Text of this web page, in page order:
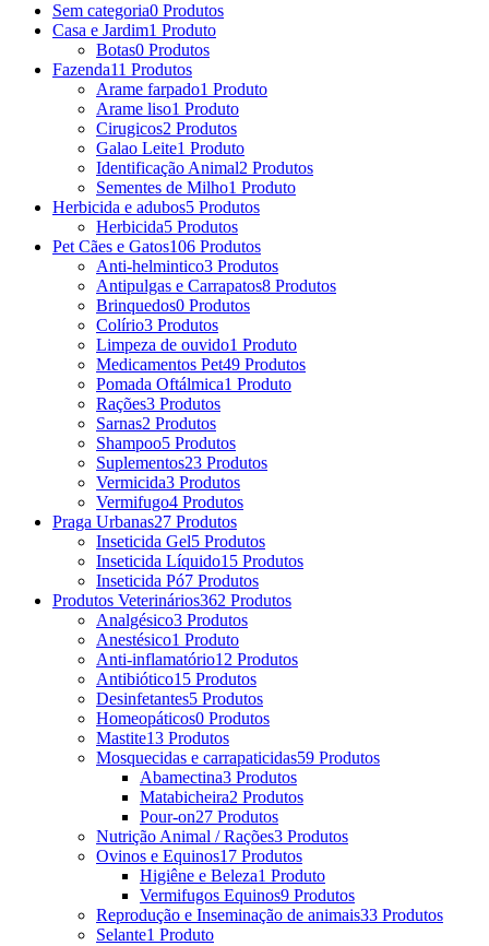
Sem categoria0 Produtos
Casa e Jardim1 Produto
Botas0 Produtos
Fazenda11 Produtos
Arame farpado1 Produto
Arame liso1 Produto
Cirugicos2 Produtos
Galao Leite1 Produto
Identificação Animal2 Produtos
Sementes de Milho1 Produto
Herbicida e adubos5 Produtos
Herbicida5 Produtos
Pet Cães e Gatos106 Produtos
Anti-helmintico3 Produtos
Antipulgas e Carrapatos8 Produtos
Brinquedos0 Produtos
Colírio3 Produtos
Limpeza de ouvido1 Produto
Medicamentos Pet49 Produtos
Pomada Oftálmica1 Produto
Rações3 Produtos
Sarnas2 Produtos
Shampoo5 Produtos
Suplementos23 Produtos
Vermicida3 Produtos
Vermifugo4 Produtos
Praga Urbanas27 Produtos
Inseticida Gel5 Produtos
Inseticida Líquido15 Produtos
Inseticida Pó7 Produtos
Produtos Veterinários362 Produtos
Analgésico3 Produtos
Anestésico1 Produto
Anti-inflamatório12 Produtos
Antibiótico15 Produtos
Desinfetantes5 Produtos
Homeopáticos0 Produtos
Mastite13 Produtos
Mosquecidas e carrapaticidas59 Produtos
Abamectina3 Produtos
Matabicheira2 Produtos
Pour-on27 Produtos
Nutrição Animal / Rações3 Produtos
Ovinos e Equinos17 Produtos
Higiêne e Beleza1 Produto
Vermifugos Equinos9 Produtos
Reprodução e Inseminação de animais33 Produtos
Selante1 Produto